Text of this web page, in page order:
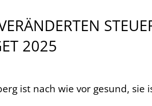
2025
ist nach wie vor gesund,